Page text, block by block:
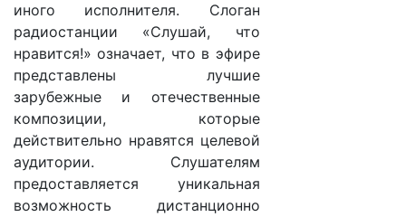
иного исполнителя. Слоган
радиостанции «Слушай, что
нравится!» означает, что в эфире
представлены лучшие
зарубежные и отечественные
композиции, которые
действительно нравятся целевой
аудитории. Слушателям
предоставляется уникальная
возможность дистанционно